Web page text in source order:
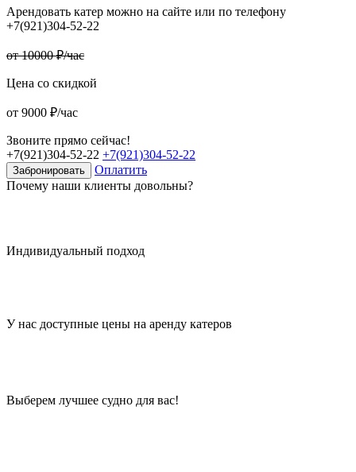
Арендовать катер можно на сайте или по телефону
+7(921)304-52-22
от 10000 ₽/час
Цена со скидкой
от 9000 ₽/час
Звоните прямо сейчас!
+7(921)304-52-22 +7(921)304-52-22
Забронировать
Оплатить
Почему наши клиенты довольны?
Индивидуальный подход
У нас доступные цены на аренду катеров
Выберем лучшее судно для вас!